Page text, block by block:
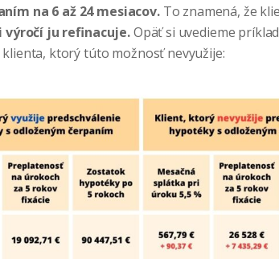
na 6 až 24 mesiacov. To znamená, že
výročí ju refinacuje.Opäť si uvedieme
ktorý túto možnosť nevyužije: